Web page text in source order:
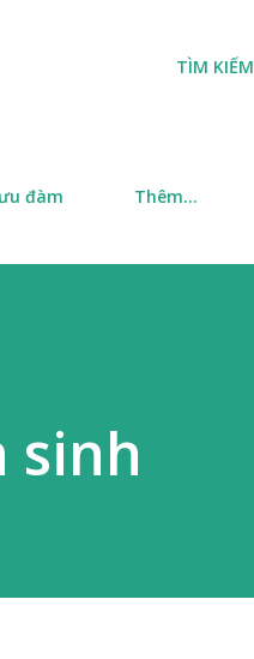
TÌM KIẾM
đàm Thêm…
sinh